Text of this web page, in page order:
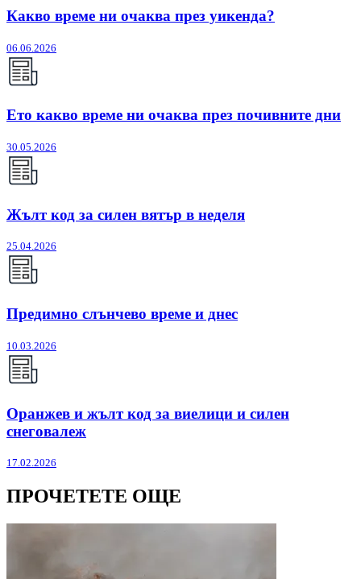
Какво време ни очаква през уикенда?
06.06.2026
Ето какво време ни очаква през почивните дни
30.05.2026
Жълт код за силен вятър в неделя
25.04.2026
Предимно слънчево време и днес
10.03.2026
Оранжев и жълт код за виелици и силен
снеговалеж
17.02.2026
ПРОЧЕТЕТЕ ОЩЕ